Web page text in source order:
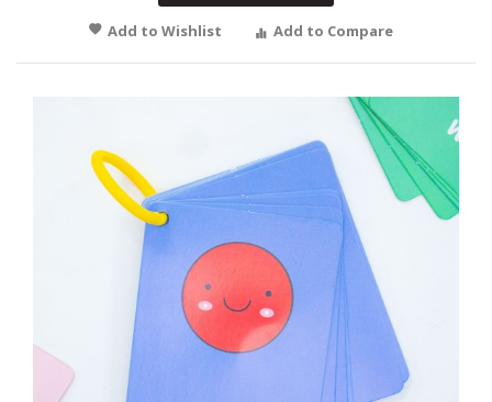
Add to Wishlist
Add to Compare